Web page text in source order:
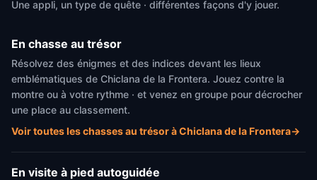
Une appli, un type de quête · différentes façons d'y jouer.
En chasse au trésor
Résolvez des énigmes et des indices devant les lieux
emblématiques de Chiclana de la Frontera. Jouez contre la
montre ou à votre rythme · et venez en groupe pour décrocher
une place au classement.
Voir toutes les chasses au trésor à Chiclana de la Frontera→
En visite à pied autoguidée